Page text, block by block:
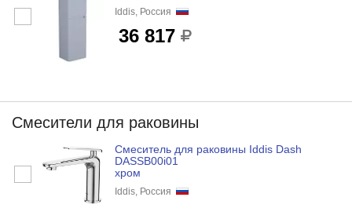
Iddis, Россия
36 817
Смесители для раковины
Смеситель для раковины Iddis Dash
DASSB00i01
хром
Iddis, Россия